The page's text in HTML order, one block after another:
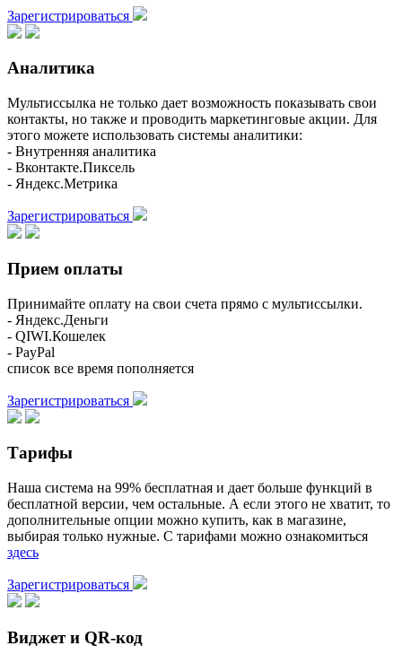
Зарегистрироваться
Аналитика
Мультиссылка не только дает возможность показывать свои
контакты, но также и проводить маркетинговые акции. Для
этого можете использовать системы аналитики:
- Внутренняя аналитика
- Вконтакте.Пиксель
- Яндекс.Метрика
Зарегистрироваться
Прием оплаты
Принимайте оплату на свои счета прямо с мультиссылки.
- Яндекс.Деньги
- QIWI.Кошелек
- PayPal
список все время пополняется
Зарегистрироваться
Тарифы
Наша система на 99% бесплатная и дает больше функций в
бесплатной версии, чем остальные. А если этого не хватит, то
дополнительные опции можно купить, как в магазине,
выбирая только нужные. С тарифами можно ознакомиться
здесь
Зарегистрироваться
Виджет и QR-код